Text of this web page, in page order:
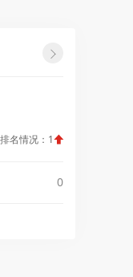

排名情况：1
0